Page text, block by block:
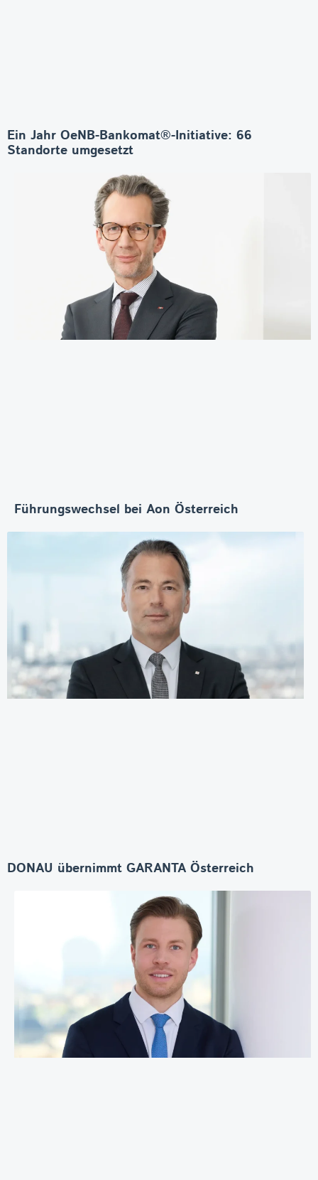
Ein Jahr OeNB-Bankomat®-Initiative: 66
Standorte umgesetzt
Führungswechsel bei Aon Österreich
DONAU übernimmt GARANTA Österreich